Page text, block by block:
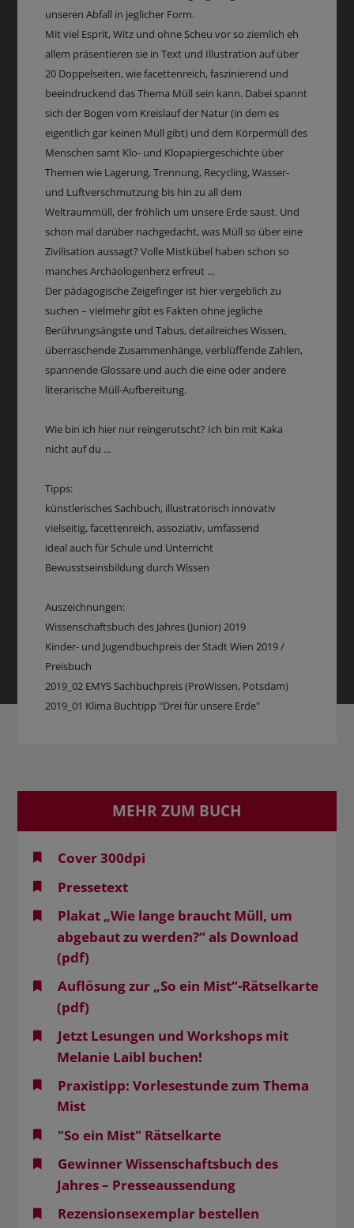
unseren Abfall in jeglicher Form.
Mit viel Esprit, Witz und ohne Scheu vor so ziemlich eh
allem präsentieren sie in Text und Illustration auf über
20 Doppelseiten, wie facettenreich, faszinierend und
beeindruckend das Thema Müll sein kann. Dabei spannt
sich der Bogen vom Kreislauf der Natur (in dem es
eigentlich gar keinen Müll gibt) und dem Körpermüll des
Menschen samt Klo- und Klopapiergeschichte über
Themen wie Lagerung, Trennung, Recycling, Wasser-
und Luftverschmutzung bis hin zu all dem
Weltraummüll, der fröhlich um unsere Erde saust. Und
schon mal darüber nachgedacht, was Müll so über eine
Zivilisation aussagt? Volle Mistkübel haben schon so
manches Archäologenherz erfreut …
Der pädagogische Zeigefinger ist hier vergeblich zu
suchen – vielmehr gibt es Fakten ohne jegliche
Berührungsängste und Tabus, detailreiches Wissen,
überraschende Zusammenhänge, verblüffende Zahlen,
spannende Glossare und auch die eine oder andere
literarische Müll-Aufbereitung.
Wie bin ich hier nur reingerutscht? Ich bin mit Kaka
nicht auf du ...
Tipps:
künstlerisches Sachbuch, illustratorisch innovativ
vielseitig, facettenreich, assoziativ, umfassend
ideal auch für Schule und Unterricht
Bewusstseinsbildung durch Wissen
Auszeichnungen:
Wissenschaftsbuch des Jahres (Junior) 2019
Kinder- und Jugendbuchpreis der Stadt Wien 2019 /
Preisbuch
2019_02 EMYS Sachbuchpreis (ProWissen, Potsdam)
2019_01 Klima Buchtipp "Drei für unsere Erde"
MEHR ZUM BUCH
Cover 300dpi
Pressetext
Plakat „Wie lange braucht Müll, um
abgebaut zu werden?“ als Download
(pdf)
Auflösung zur „So ein Mist“-Rätselkarte
(pdf)
Jetzt Lesungen und Workshops mit
Melanie Laibl buchen!
Praxistipp: Vorlesestunde zum Thema
Mist
"So ein Mist" Rätselkarte
Gewinner Wissenschaftsbuch des
Jahres – Presseaussendung
Rezensionsexemplar bestellen